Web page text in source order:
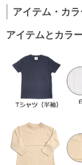
アイテム・カラ
アイテムとカラ